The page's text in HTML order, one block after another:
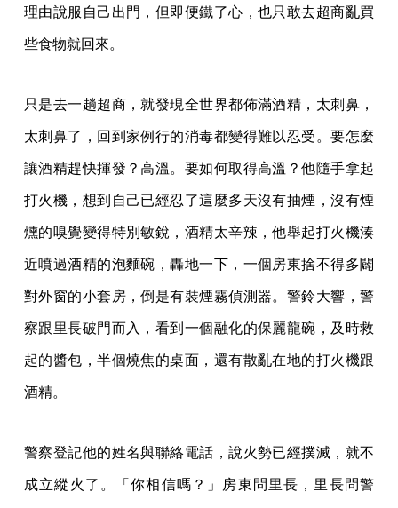
理由說服自己出門，但即便鐵了心，也只敢去超商亂買
些食物就回來。
只是去一趟超商，就發現全世界都佈滿酒精，太刺鼻，
太刺鼻了，回到家例行的消毒都變得難以忍受。要怎麼
讓酒精趕快揮發？高溫。要如何取得高溫？他隨手拿起
打火機，想到自己已經忍了這麼多天沒有抽煙，沒有煙
燻的嗅覺變得特別敏銳，酒精太辛辣，他舉起打火機湊
近噴過酒精的泡麵碗，轟地一下，一個房東捨不得多闢
對外窗的小套房，倒是有裝煙霧偵測器。警鈴大響，警
察跟里長破門而入，看到一個融化的保麗龍碗，及時救
起的醬包，半個燒焦的桌面，還有散亂在地的打火機跟
酒精。
警察登記他的姓名與聯絡電話，說火勢已經撲滅，就不
成立縱火了。「你相信嗎？」房東問里長，里長問警